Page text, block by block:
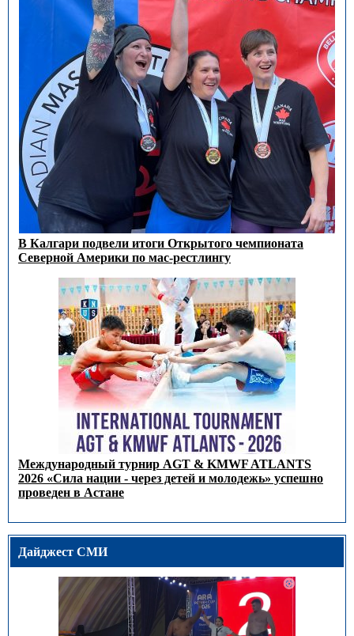
В Калгари подвели итоги Открытого чемпионата
Северной Америки по мас-рестлингу
Международный турнир AGT & KMWF ATLANTS
2026 «Сила нации - через детей и молодежь» успешно
проведен в Астане
Дайджест СМИ